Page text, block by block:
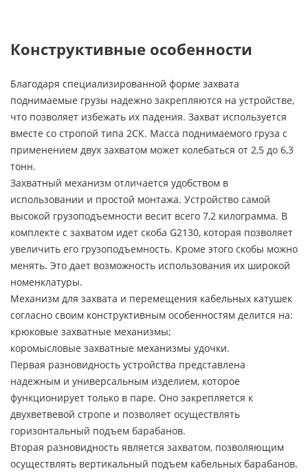
Конструктивные особенности
Благодаря специализированной форме захвата
поднимаемые грузы надежно закрепляются на устройстве,
что позволяет избежать их падения. Захват используется
вместе со стропой типа 2СК. Масса поднимаемого груза с
применением двух захватом может колебаться от 2,5 до 6,3
тонн.
Захватный механизм отличается удобством в
использовании и простой монтажа. Устройство самой
высокой грузоподъемности весит всего 7,2 килограмма. В
комплекте с захватом идет скоба G2130, которая позволяет
увеличить его грузоподъемность. Кроме этого скобы можно
менять. Это дает возможность использования их широкой
номенклатуры.
Механизм для захвата и перемещения кабельных катушек
согласно своим конструктивным особенностям делится на:
крюковые захватные механизмы;
коромысловые захватные механизмы удочки.
Первая разновидность устройства представлена
надежным и универсальным изделием, которое
функционирует только в паре. Оно закрепляется к
двухветвевой стропе и позволяет осуществлять
горизонтальный подъем барабанов.
Вторая разновидность является захватом, позволяющим
осуществлять вертикальный подъем кабельных барабанов.